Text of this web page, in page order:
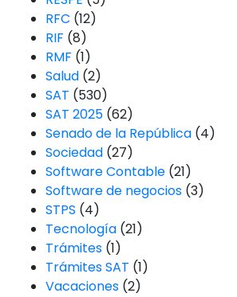
RFC (12)
RIF (8)
RMF (1)
Salud(2)
SAT (530)
SAT 2025(62)
Senado de la República(4)
Sociedad(27)
Software Contable(21)
Software de negocios(3)
STPS (4)
Tecnología(21)
Trámites(1)
Trámites SAT (1)
Vacaciones(2)